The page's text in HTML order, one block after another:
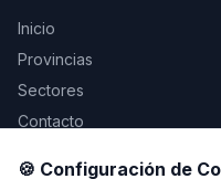
Inicio
Provincias
Sectores
Contacto
🍪 Configuración de